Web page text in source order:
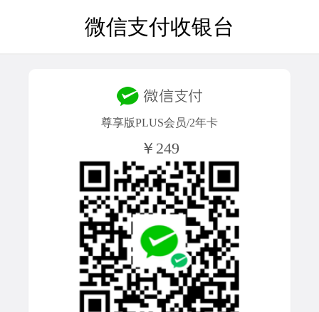
微信支付收银台
尊享版PLUS会员/2年卡
￥249